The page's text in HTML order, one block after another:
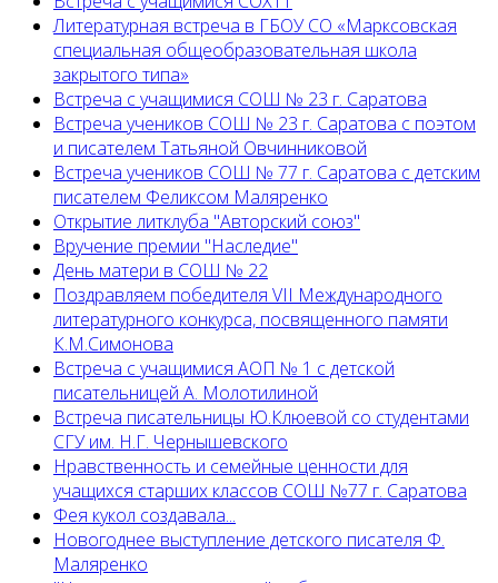
Литературная встреча в ГБОУ СО «Марксовская
специальная общеобразовательная школа
закрытого типа»
Встреча с учащимися СОШ № 23 г. Саратова
Встреча учеников СОШ № 23 г. Саратова с поэтом
и писателем Татьяной Овчинниковой
Встреча учеников СОШ № 77 г. Саратова с детским
писателем Феликсом Маляренко
Открытие литклуба "Авторский союз"
Вручение премии "Наследие"
День матери в СОШ № 22
Поздравляем победителя VII Международного
литературного конкурса, посвященного памяти
К.М.Симонова
Встреча с учащимися АОП № 1 с детской
писательницей А. Молотилиной
Встреча писательницы Ю.Клюевой со студентами
СГУ им. Н.Г. Чернышевского
Нравственность и семейные ценности для
учащихся старших классов СОШ №77 г. Саратова
Фея кукол создавала...
Новогоднее выступление детского писателя Ф.
Маляренко